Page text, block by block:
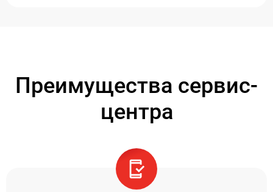
Преимущества сервис-
центра